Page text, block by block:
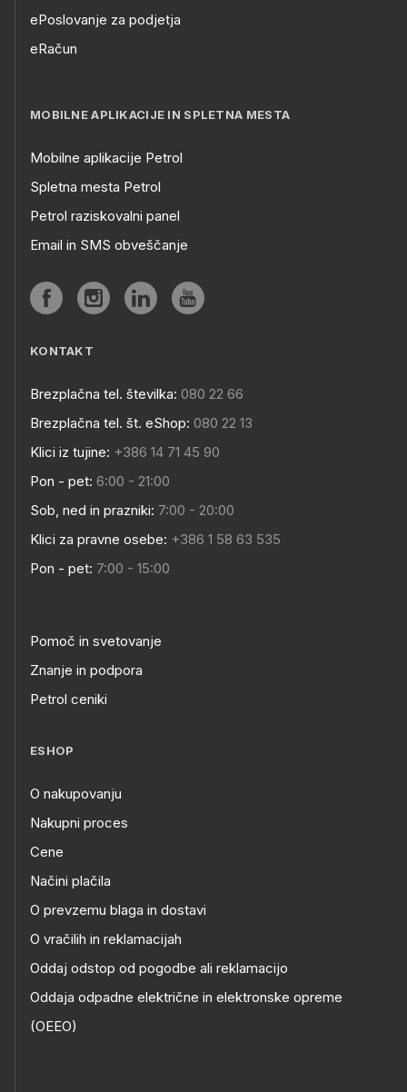
ePoslovanje za podjetja
eRačun
MOBILNE APLIKACIJE IN SPLETNA MESTA
Mobilne aplikacije Petrol
Spletna mesta Petrol
Petrol raziskovalni panel
Email in SMS obveščanje
KONTAKT
Brezplačna tel. številka: 080 22 66
Brezplačna tel. št. eShop: 080 22 13
Klici iz tujine: +386 14 71 45 90
Pon - pet: 6:00 - 21:00
Sob, ned in prazniki: 7:00 - 20:00
Klici za pravne osebe: +386 1 58 63 535
Pon - pet: 7:00 - 15:00
Pomoč in svetovanje
Znanje in podpora
Petrol ceniki
ESHOP
O nakupovanju
Nakupni proces
Cene
Načini plačila
O prevzemu blaga in dostavi
O vračilih in reklamacijah
Oddaj odstop od pogodbe ali reklamacijo
Oddaja odpadne električne in elektronske opreme
(OEEO)